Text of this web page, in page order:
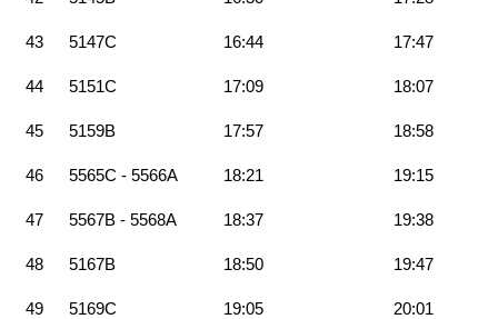
43 5147C 16:44 17:47
44 5151C 17:09 18:07
45 5159B 17:57 18:58
46 5565C - 5566A 18:21 19:15
47 5567B - 5568A 18:37 19:38
48 5167B 18:50 19:47
49 5169C 19:05 20:01